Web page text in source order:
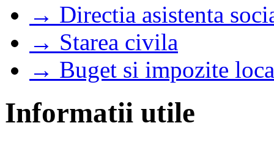
→ Directia asistenta
→ Starea civila
→ Buget si impozite
Informatii utile